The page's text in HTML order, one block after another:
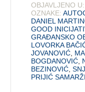
OBJAVLJENO U:
OZNAKE:
DANIEL
GOOD
GRAĐANSKO
LOVORKA
JOVANOVIĆ
BOGDANOVIĆ
BEZINOVIĆ ,
PRIJIĆ